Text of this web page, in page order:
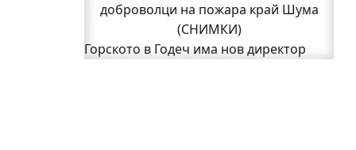
доброволци се хвърлиха в битката с
огъня (СНИМКИ/ВИДЕО)
Полицията влиза в селата
доброволци на пожара край Шума
(СНИМКИ)
Горското в Годеч има нов директор